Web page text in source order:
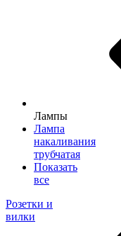
Лампы
Лампа
накаливания
трубчатая
Показать
все
Розетки и
вилки